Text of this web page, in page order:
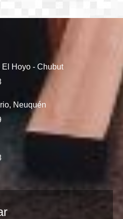
El Hoyo - Chubut
Neuquén